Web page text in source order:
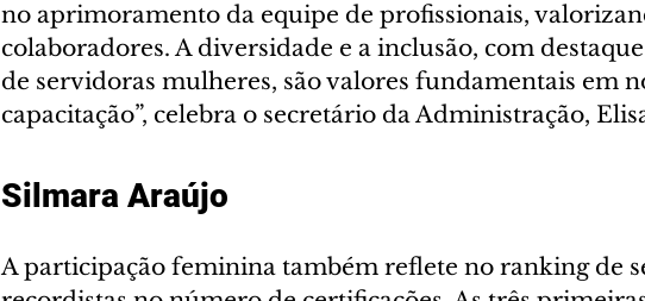
no aprimoramento da equipe de profissionais,
colaboradores. A diversidade e a inclusão, com
de servidoras mulheres, são valores fundamentais em
capacitação”, celebra o secretário da Administração,
Silmara Araújo
A participação feminina também reflete no ranking de